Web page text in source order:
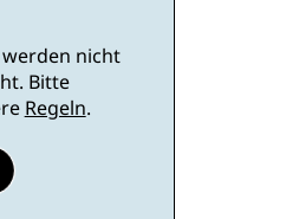
nicht
Bitte
Regeln.